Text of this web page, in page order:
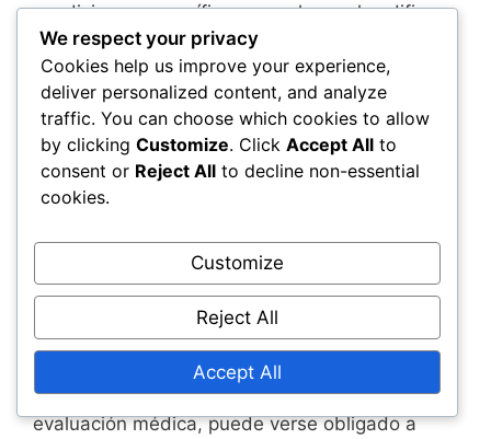
condiciones específicas, pero las reglas difieren
entre organizaciones. La ATP permite un tiempo
médico por partido para un jugador, mientras
que la WTA permite una disposición similar pero
con una aplicación más estricta sobre la
duración, generalmente alrededor de tres
minutos. La ITF sigue un enfoque más flexible,
permitiendo tiempos médicos según sea
equipo médico oficial.
Los jugadores deben comunicar su necesidad
de un tiempo médico al árbitro, y la decisión
está sujeta a la discreción del árbitro. Si un
jugador no puede continuar después de una
evaluación médica, puede verse obligado a
We respect your privacy
Cookies help us improve your experience,
deliver personalized content, and analyze
traffic. You can choose which cookies to allow
by clicking Customize. Click Accept All to
consent or Reject All to decline non-essential
cookies.
Customize
Reject All
Accept All